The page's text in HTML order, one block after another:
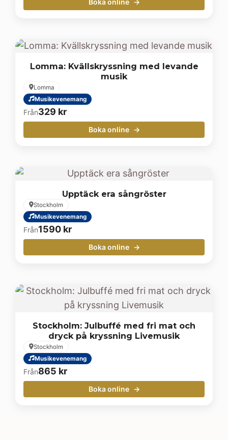
Lomma: Kvällskryssning med levande
musik
Lomma
Musikevenemang
Från329 kr
Boka online
Upptäck era sångröster
Stockholm
Musikevenemang
Från1590 kr
Boka online
Stockholm: Julbuffé med fri mat och
dryck på kryssning Livemusik
Stockholm
Musikevenemang
Från865 kr
Boka online